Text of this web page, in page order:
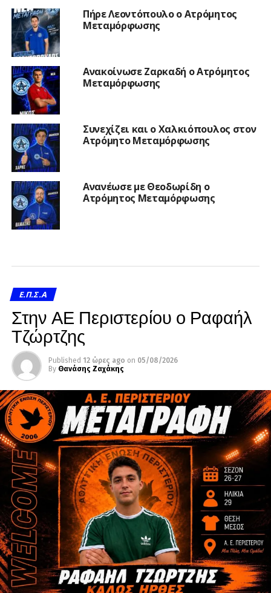
Πήρε Λεοντόπουλο ο Ατρόμητος
Μεταμόρφωσης
Ανακοίνωσε Ζαρκαδή ο Ατρόμητος
Μεταμόρφωσης
Συνεχίζει και ο Χαλκιόπουλος στον
Ατρόμητο Μεταμόρφωσης
Ανανέωσε με Θεοδωρίδη ο
Ατρόμητος Μεταμόρφωσης
Ε.Π.Σ.Α
Στην ΑΕ Περιστερίου ο Ραφαήλ
Τζώρτζης
Published 12 ώρες ago on 05/08/2026
By Θανάσης Ζαχάκης